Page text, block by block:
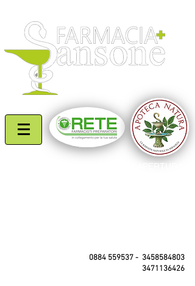
ORARI DI APERTURA
0884 559537- 3458584803
3471136426